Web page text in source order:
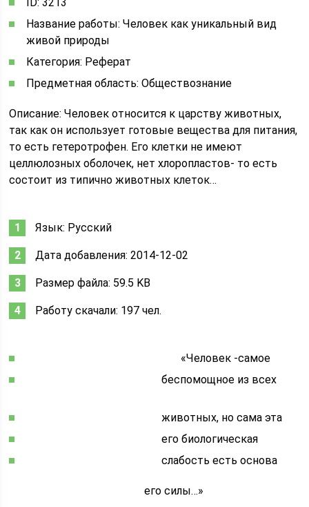
Название работы: Человек как уникальный вид
живой природы
Категория: Реферат
Предметная область: Обществознание
Описание: Человек относится к царству животных,
так как он использует готовые вещества для питания,
то есть гетеротрофен. Его клетки не имеют
целлюлозных оболочек, нет хлоропластов- то есть
состоит из типично животных клеток…
Язык: Русский
Дата добавления: 2014-12-02
Размер файла: 59.5 KB
Работу скачали: 197 чел.
«Человек -самое
беспомощное из всех
животных, но сама эта
его биологическая
слабость есть основа
его силы…»